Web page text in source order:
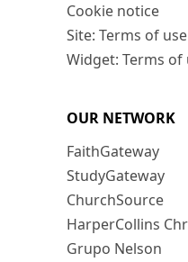
Cookie notice
Site: Terms of use
Widget: Terms of
OUR NETWORK
FaithGateway
StudyGateway
ChurchSource
HarperCollins
Grupo Nelson